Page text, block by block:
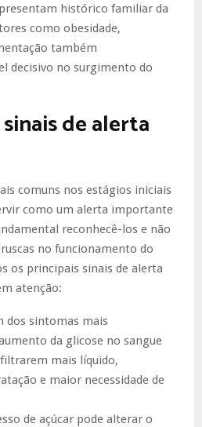
histórico familiar da
como obesidade,
também
decisivo no surgimento do
de alerta
comuns nos estágios iniciais
como um alerta importante
reconhecê-los e não
no funcionamento do
os principais sinais de alerta
atenção:
dos sintomas mais
da glicose no sangue
mais líquido,
e maior necessidade de
de açúcar pode alterar o